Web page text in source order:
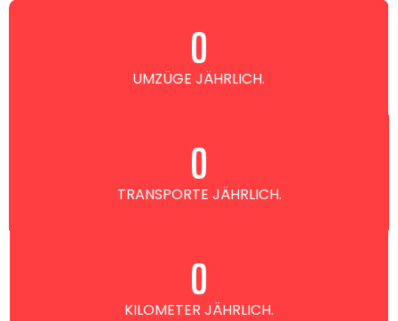
UMZÜGE JÄHRLICH.
0
TRANSPORTE JÄHRLICH.
0
KILOMETER JÄHRLICH.
0